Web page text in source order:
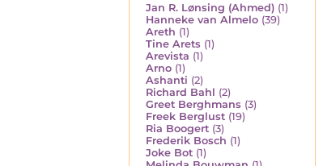
Jan R. Lønsing (Ahmed) (1)
Hanneke van Almelo (39)
Areth (1)
Tine Arets (1)
Arevista (1)
Arno (1)
Ashanti (2)
Richard Bahl (2)
Greet Berghmans (3)
Freek Berglust (19)
Ria Boogert (3)
Frederik Bosch (1)
Joke Bot (1)